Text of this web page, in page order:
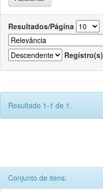
Resultados/Página
Registro(s)
Resultado 1-1 de 1.
Conjunto de itens: